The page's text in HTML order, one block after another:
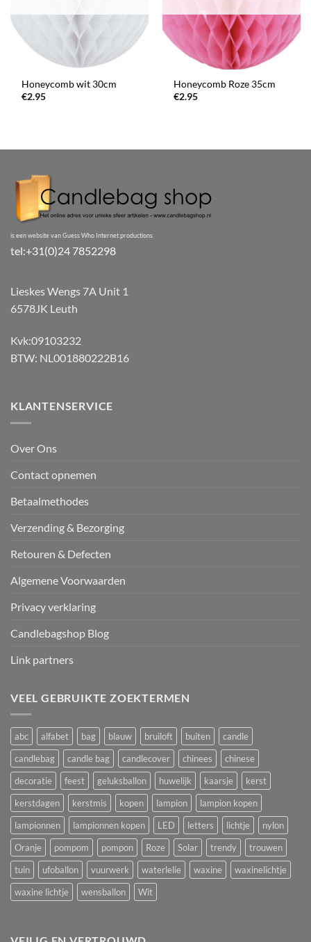
Honeycomb wit 30cm
€2.95
Honeycomb Roze 35cm
€2.95
is een website van Guess Who Internet productions
tel:+31(0)24 7852298
Lieskes Wengs 7A Unit 1
6578JK Leuth
Kvk:09103232
BTW: NL001880222B16
KLANTENSERVICE
Over Ons
Contact opnemen
Betaalmethodes
Verzending & Bezorging
Retouren & Defecten
Algemene Voorwaarden
Privacy verklaring
Candlebagshop Blog
Link partners
VEEL GEBRUIKTE ZOEKTERMEN
abc alfabet bag blauw bruiloft buiten
candle
candlebag
candle bag candlecover chinees
chinese
decoratie
feest geluksballon huwelijk kaarsje
kerst
kerstdagen
kerstmis kopen lampion
lampion kopen
lampionnen
lampionnen kopen LED letters lichtje
nylon
Oranje
pompom pompon Roze Solar trendy
trouwen
tuin
ufoballon vuurwerk waterlelie waxine
waxinelichtje
waxine lichtje
wensballon Wit